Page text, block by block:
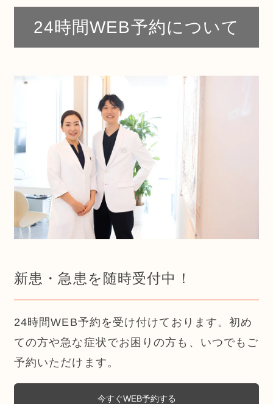
24時間WEB予約について
新患・急患を随時受付中！
24時間WEB予約を受け付けております。初め
ての方や急な症状でお困りの方も、いつでもご
予約いただけます。
今すぐWEB予約する